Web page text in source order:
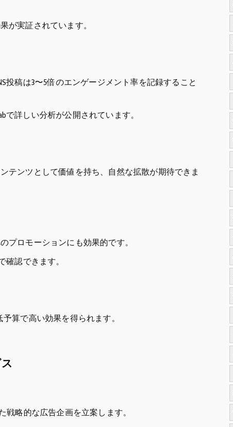
が実証されています。
稿は3〜5倍のエンゲージメント率を記録すること
で詳しい分析が公開されています。
テンツとして価値を持ち、自然な拡散が期待できま
プロモーションにも効果的です。
認できます。
算で高い効果を得られます。
戦略的な広告企画を立案します。